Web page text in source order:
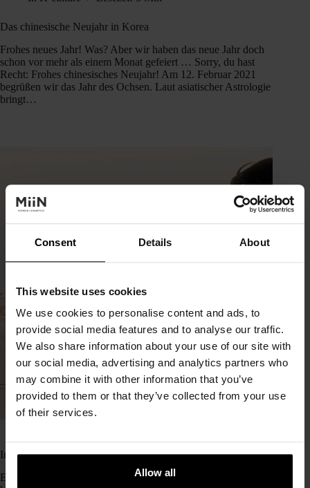
Consent Details About
This website uses cookies
We use cookies to personalise content and ads, to
provide social media features and to analyse our traffic.
We also share information about your use of our site with
our social media, advertising and analytics partners who
may combine it with other information that you’ve
provided to them or that they’ve collected from your use
of their services.
Allow all
Das chinesische Neujahr in Korea
Frohes neues Jahr! Was? Aber wir haben das neue Jahr doch
schon vor mehr als einem Monat gefeiert … Sorry, du hast
Recht: Frohes chinesisches Neujahr! Am 12. Februar 2021
begrüßen wir das Jahr des Ochsen. Laut asiatischer Astrologie
bringt…
Interview am Ufer des Han: Salgoo
Eine neue koreanische Illustratorin freut sich darauf, euch